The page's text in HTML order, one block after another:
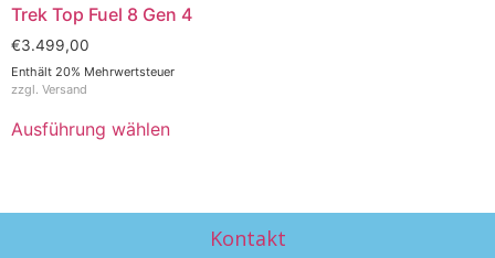
Trek Top Fuel 8 Gen 4
€3.499,00
Enthält 20% Mehrwertsteuer
zzgl. Versand
Ausführung wählen
Kontakt